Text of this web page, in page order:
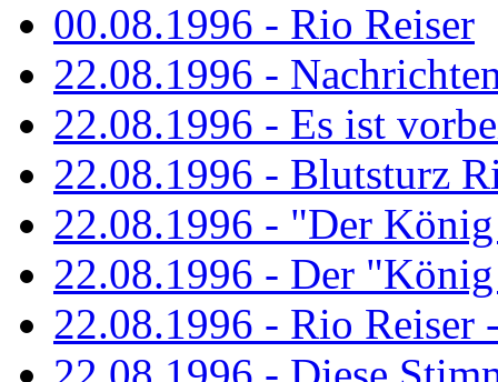
00.08.1996 - Rio Reiser
22.08.1996 -
22.08.1996 - Es ist
22.08.1996 - Blutsturz
22.08.1996 - "Der
22.08.1996 - Der
22.08.1996 - Rio Reiser